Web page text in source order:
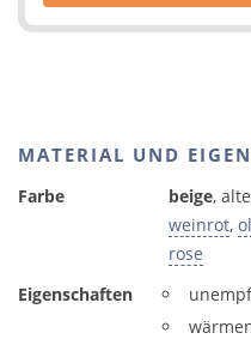
MATERIAL UND
Farbe beige,
weinrot,
rose
Eigenschaften